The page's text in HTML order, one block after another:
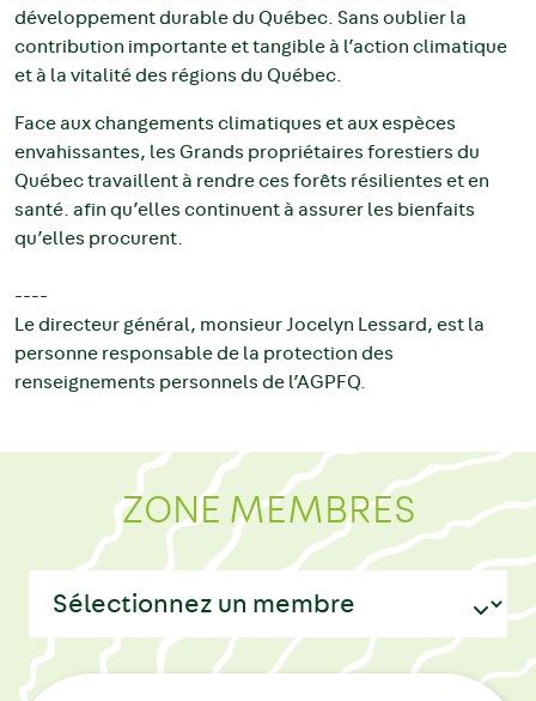
développement durable du Québec. Sans oublier la
contribution importante et tangible à l’action climatique
et à la vitalité des régions du Québec.
Face aux changements climatiques et aux espèces
envahissantes, les Grands propriétaires forestiers du
Québec travaillent à rendre ces forêts résilientes et en
santé. afin qu’elles continuent à assurer les bienfaits
qu’elles procurent.
----
Le directeur général, monsieur Jocelyn Lessard, est la
personne responsable de la protection des
renseignements personnels de l’AGPFQ.
ZONE MEMBRES